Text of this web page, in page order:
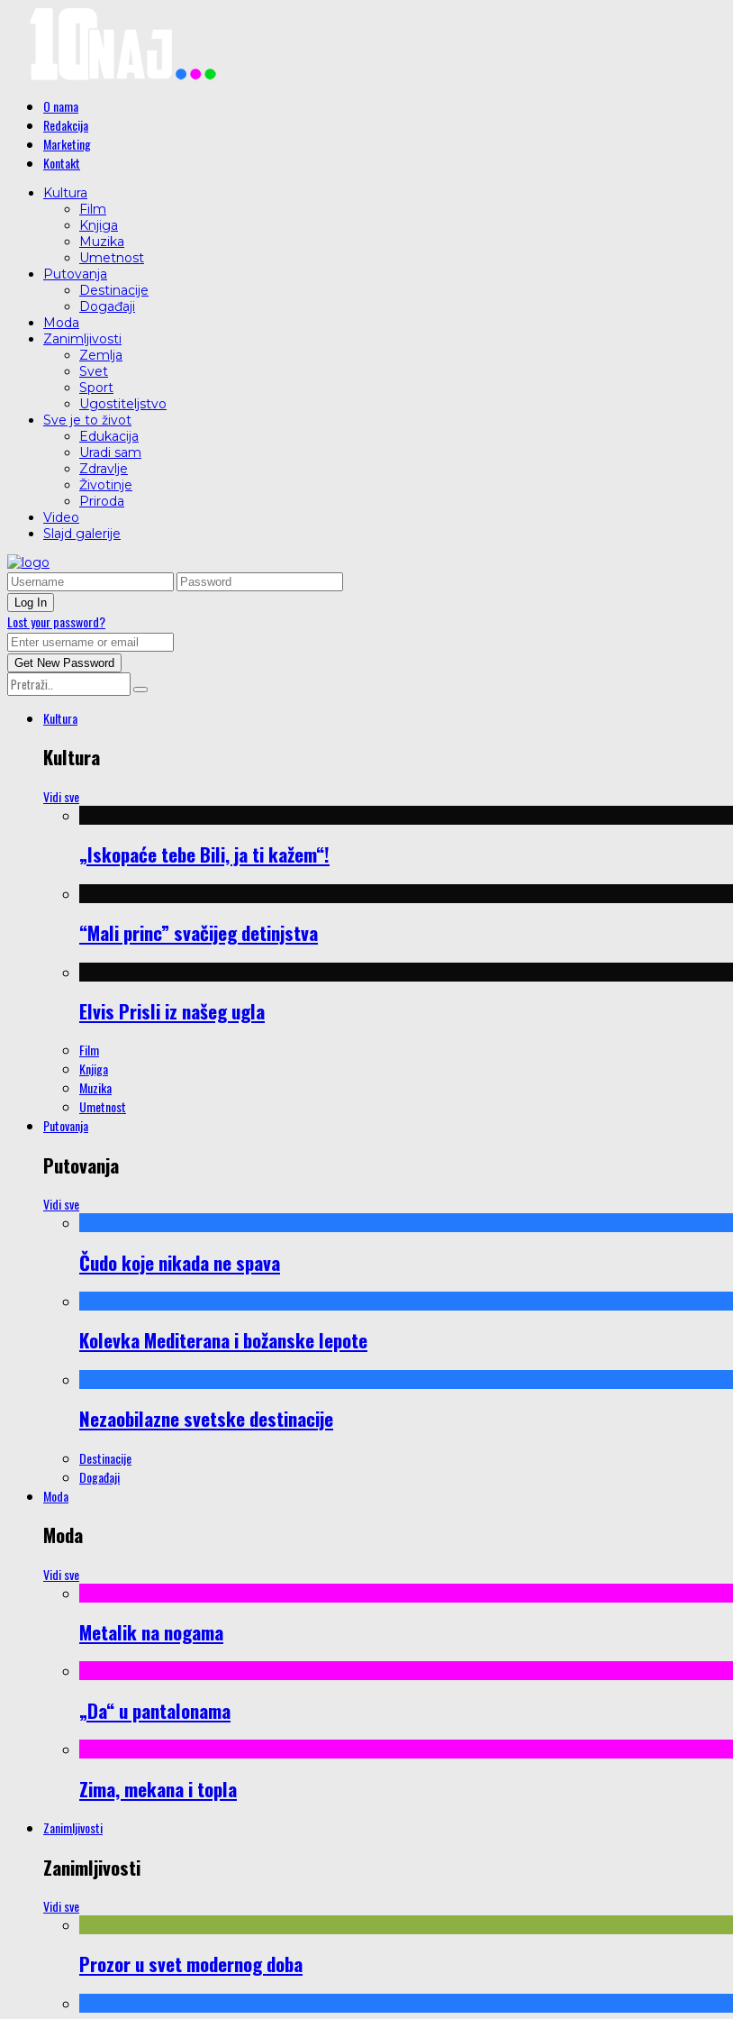
O nama
Redakcija
Marketing
Kontakt
Kultura
Film
Knjiga
Muzika
Umetnost
Putovanja
Destinacije
Događaji
Moda
Zanimljivosti
Zemlja
Svet
Sport
Ugostiteljstvo
Sve je to život
Edukacija
Uradi sam
Zdravlje
Životinje
Priroda
Video
Slajd galerije
Lost your password?
Kultura
Kultura
Vidi sve
„Iskopaće tebe Bili, ja ti kažem“!
“Mali princ” svačijeg detinjstva
Elvis Prisli iz našeg ugla
Film
Knjiga
Muzika
Umetnost
Putovanja
Putovanja
Vidi sve
Čudo koje nikada ne spava
Kolevka Mediterana i božanske lepote
Nezaobilazne svetske destinacije
Destinacije
Događaji
Moda
Moda
Vidi sve
Metalik na nogama
„Da“ u pantalonama
Zima, mekana i topla
Zanimljivosti
Zanimljivosti
Vidi sve
Prozor u svet modernog doba